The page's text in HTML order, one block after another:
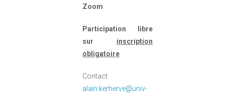
Zoom
Participation libre
sur inscription
obligatoire
Contact:
alain.kerherve@univ-